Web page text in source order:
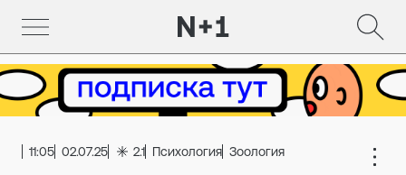
11:05 02.07.25 2.1 Психология Зоология